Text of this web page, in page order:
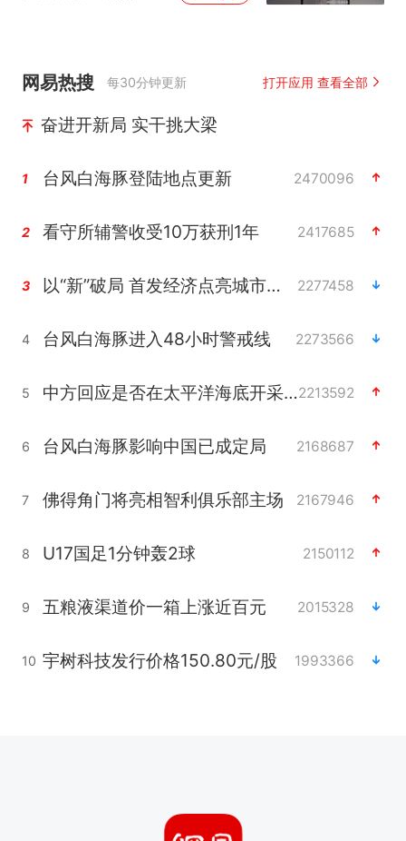
网易热搜 每30分钟更新 打开应用 查看全部
奋进开新局 实干挑大梁
1 台风白海豚登陆地点更新 2470096
2 看守所辅警收受10万获刑1年 2417685
3 以“新”破局 首发经济点亮城市消费活力 2277458
4 台风白海豚进入48小时警戒线 2273566
5 中方回应是否在太平洋海底开采稀土2213592
6 台风白海豚影响中国已成定局 2168687
7 佛得角门将亮相智利俱乐部主场 2167946
8 U17国足1分钟轰2球 2150112
9 五粮液渠道价一箱上涨近百元 2015328
10 宇树科技发行价格150.80元/股 1993366